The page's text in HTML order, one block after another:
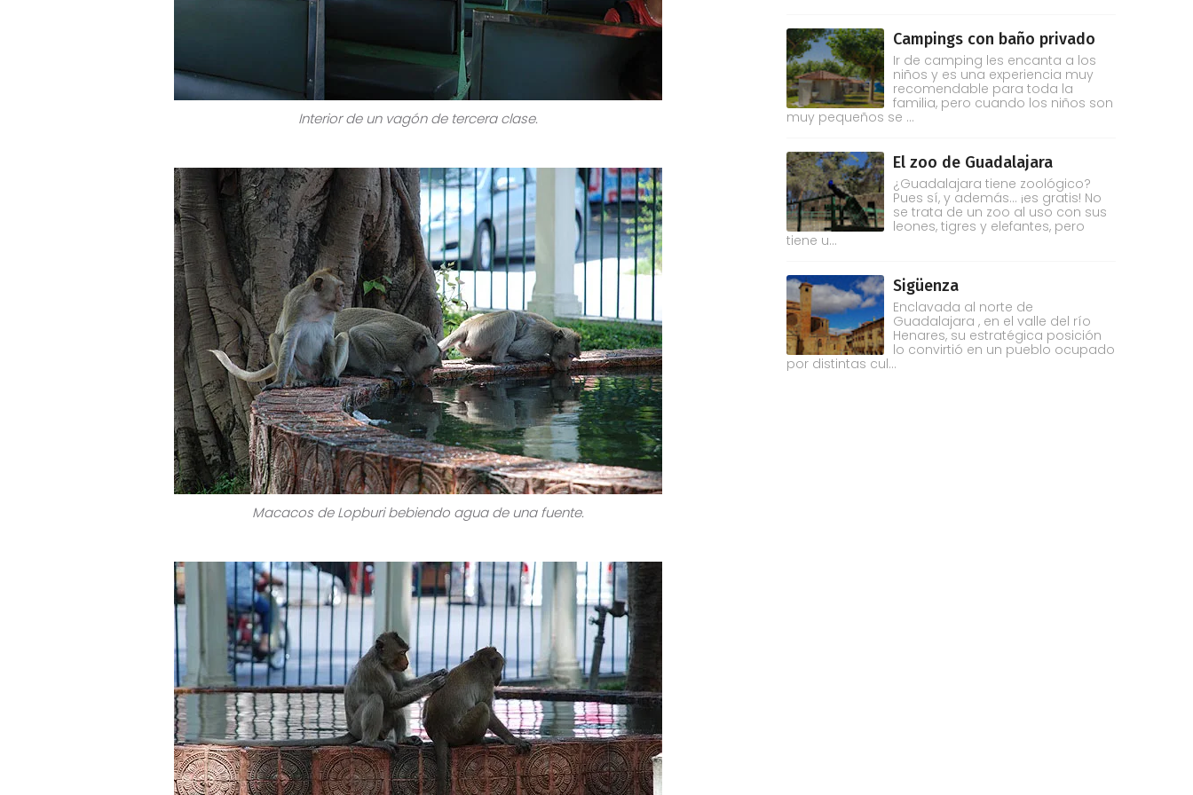
Interior de un vagón de tercera clase.
Macacos de Lopburi bebiendo agua de una fuente.
Campings con baño privado
Ir de camping les encanta a los
niños y es una experiencia muy
recomendable para toda la
familia, pero cuando los niños son
muy pequeños se ...
El zoo de Guadalajara
¿Guadalajara tiene zoológico?
Pues sí, y además... ¡es gratis! No
se trata de un zoo al uso con sus
leones, tigres y elefantes, pero
tiene u...
Sigüenza
Enclavada al norte de
Guadalajara , en el valle del río
Henares, su estratégica posición
lo convirtió en un pueblo ocupado
por distintas cul...